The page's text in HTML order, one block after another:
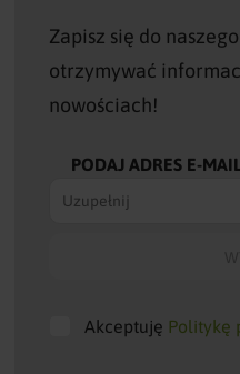
Zapisz się do
otrzymywać
nowościach!
PODAJ ADRES E-MAIL
Akceptuję Politykę